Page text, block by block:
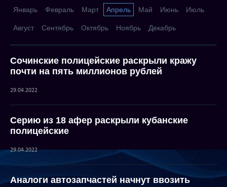
Январь Февраль Март Апрель Май Июнь Июль
Август Сентябрь Октябрь Ноябрь Декабрь
Сочинские полицейские раскрыли кражу
почти на пять миллионов рублей
29.04.2022
Серию из 18 афер раскрыли кубанские
полицейские
29.04.2022
Аналоги автозапчастей начнут ввозить